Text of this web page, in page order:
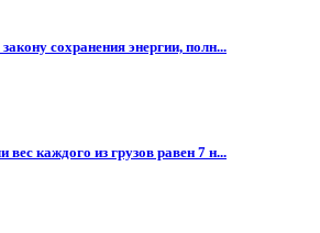
сохранения энергии, полн...
каждого из грузов равен 7 н...